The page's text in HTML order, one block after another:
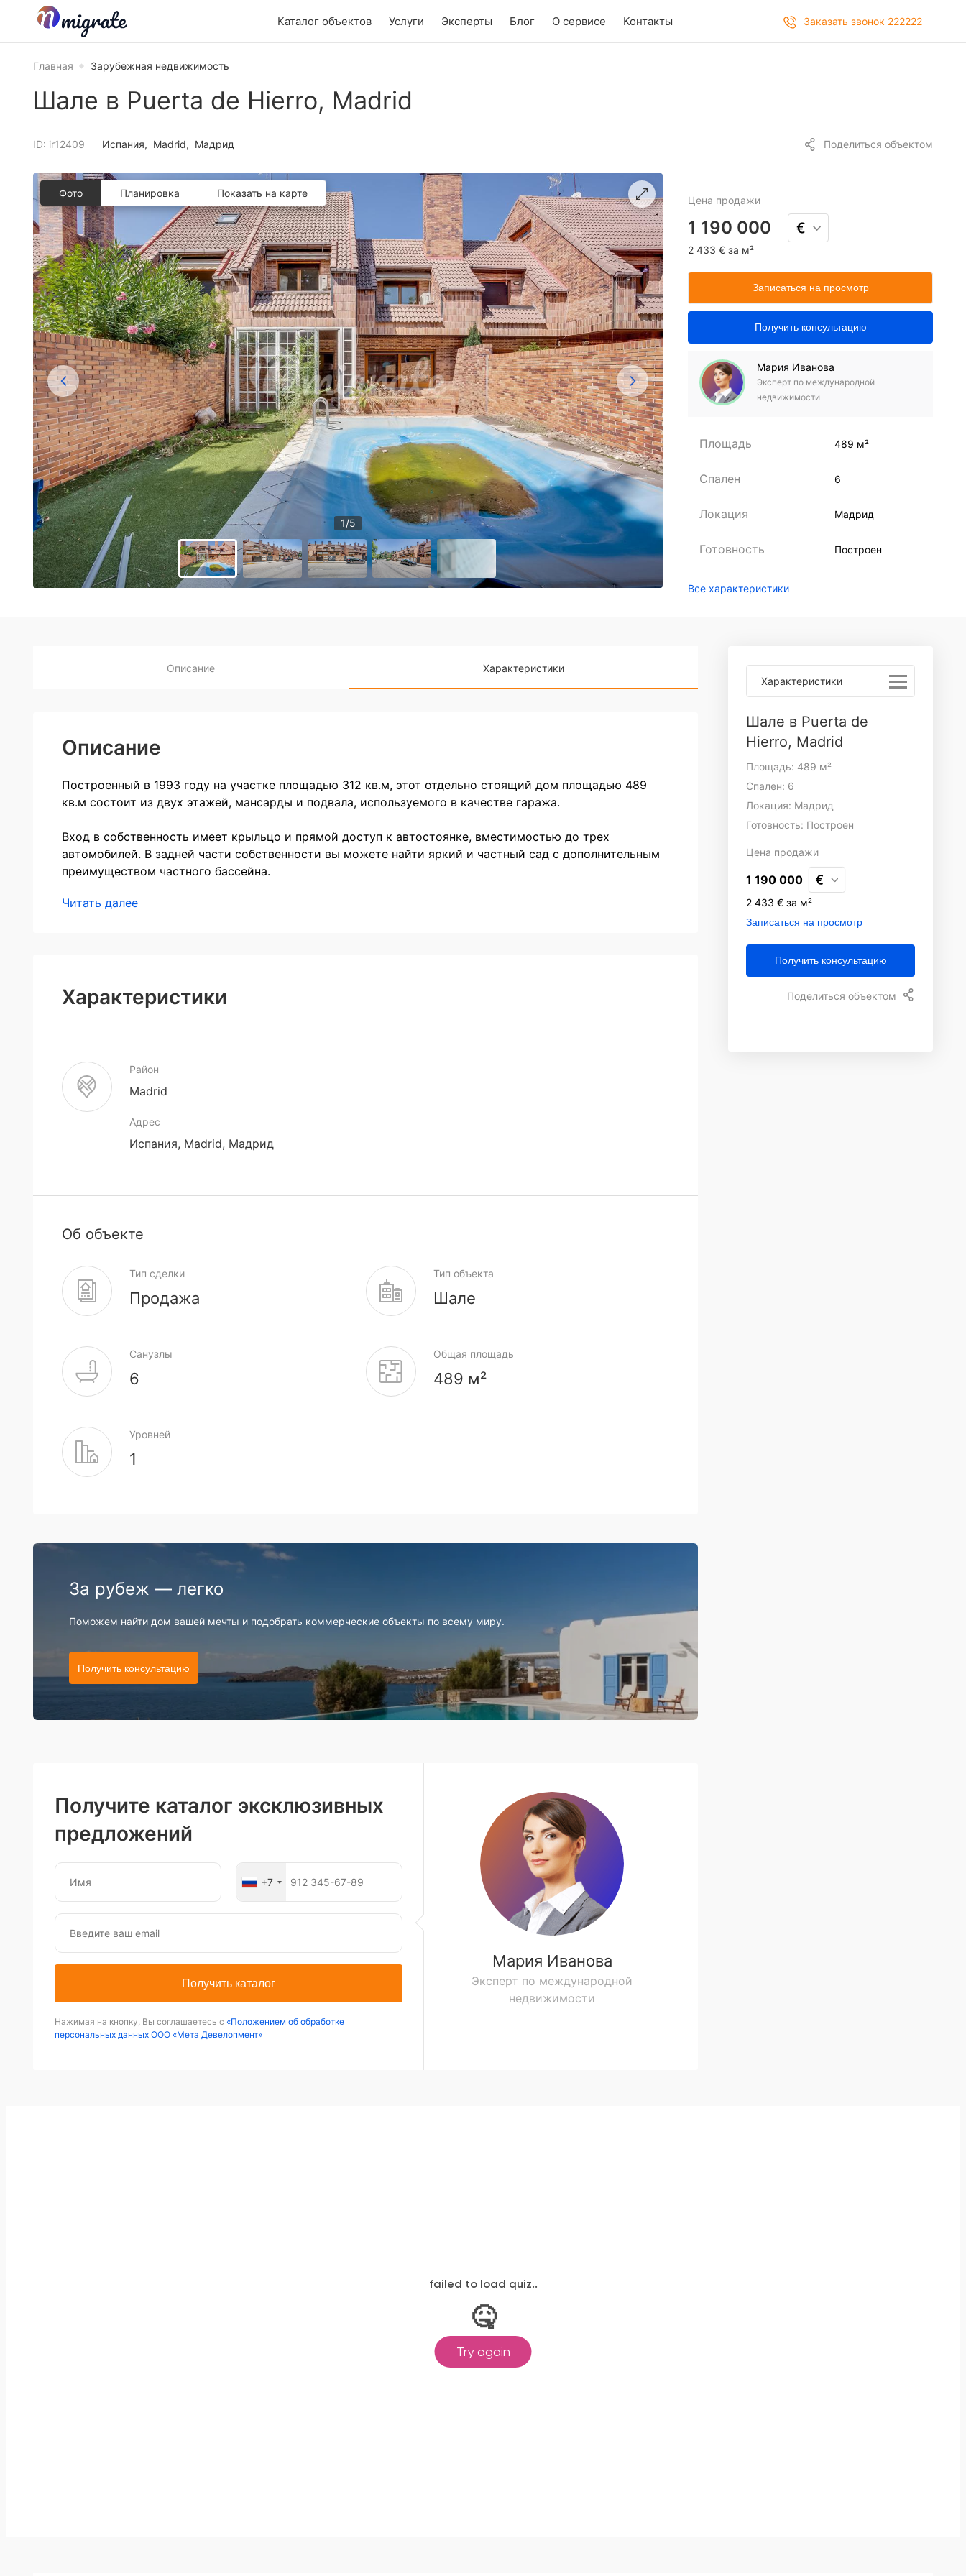
Каталог объектов Услуги Эксперты Блог О сервисе Контакты Заказать звонок 222222
Главная Зарубежная недвижимость
Шале в Puerta de Hierro, Madrid
ID: ir12409 Испания Madrid Мадрид Поделиться объектом
Фото
1/5
Планировкa Показать на карте
Цена продажи
1 190 000
2 433 € за м²
Записаться на просмотр
Получить консультацию
Мария Иванова
Эксперт по международной
недвижимости
Площадь 489 м²
Спален 6
Локация Мадрид
Готовность Построен
Все характеристики
Описание Характеристики
Описание
Построенный в 1993 году на участке площадью 312 кв.м, этот отдельно стоящий дом площадью 489
кв.м состоит из двух этажей, мансарды и подвала, используемого в качестве гаража.
Вход в собственность имеет крыльцо и прямой доступ к автостоянке, вместимостью до трех
автомобилей. В задней части собственности вы можете найти яркий и частный сад с дополнительным
преимуществом частного бассейна.
Читать далее
Характеристики
Район
Madrid
Адрес
Испания, Madrid, Мадрид
Об объекте
Тип сделки
Продажа
Тип объекта
Шале
Санузлы
6
Общая площадь
489 м²
Уровней
1
За рубеж — легко
Поможем найти дом вашей мечты и подобрать коммерческие объекты по всему миру.
Получить консультацию
Получите каталог эксклюзивных
предложений
+7
Получить каталог
Нажимая на кнопку, Вы соглашаетесь с «Положением об обработке
персональных данных ООО «Мета Девелопмент»
Мария Иванова
Эксперт по международной
недвижимости
Характеристики
Шале в Puerta de
Hierro, Madrid
Площадь: 489 м²
Спален: 6
Локация: Мадрид
Готовность: Построен
Цена продажи
1 190 000
2 433 € за м²
Записаться на просмотр
Получить консультацию
Поделиться объектом